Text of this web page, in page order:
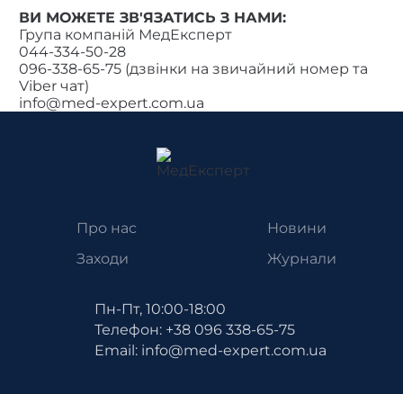
ВИ МОЖЕТЕ ЗВ'ЯЗАТИСЬ З НАМИ:
Група компаній МедЕксперт
044-334-50-28
096-338-65-75 (дзвінки на звичайний номер та
Viber чат)
info@med-expert.com.ua
Про нас
Новини
Заходи
Журнали
Пн-Пт, 10:00-18:00
Телефон: +38 096 338-65-75
Email: info@med-expert.com.ua